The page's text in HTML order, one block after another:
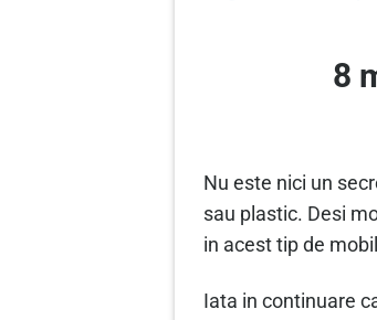
8
Nu este nici un
sau plastic. Desi
in acest tip de
Iata in continuare